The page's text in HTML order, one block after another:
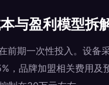
与盈利模型拆
前期一次性投入。设备
，品牌加盟相关费用